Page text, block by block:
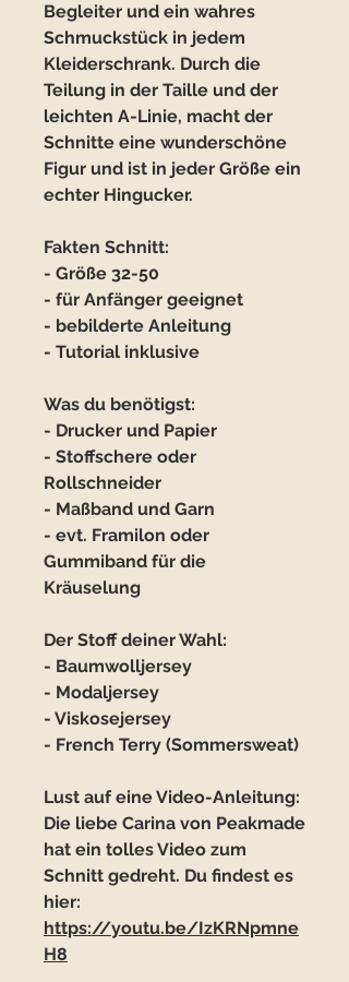
Begleiter und ein wahres
Schmuckstück in jedem
Kleiderschrank. Durch die
Teilung in der Taille und der
leichten A-Linie, macht der
Schnitte eine wunderschöne
Figur und ist in jeder Größe ein
echter Hingucker.
Fakten Schnitt:
- Größe 32-50
- für Anfänger geeignet
- bebilderte Anleitung
- Tutorial inklusive
Was du benötigst:
- Drucker und Papier
- Stoffschere oder
Rollschneider
- Maßband und Garn
- evt. Framilon oder
Gummiband für die
Kräuselung
Der Stoff deiner Wahl:
- Baumwolljersey
- Modaljersey
- Viskosejersey
- French Terry (Sommersweat)
Lust auf eine Video-Anleitung:
Die liebe Carina von Peakmade
hat ein tolles Video zum
Schnitt gedreht. Du findest es
hier:
https://youtu.be/IzKRNpmne
H8